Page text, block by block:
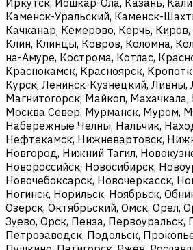
Каменск-Уральский, Каменск-
Качканар, Кемерово, Керчь,
Клин, Клинцы, Ковров, Коломна,
на-Амуре, Кострома, Котлас,
Краснокамск, Красноярск,
Курск, Ленинск-Кузнецкий, Ливны,
Магнитогорск, Майкоп,
Москва Север, Мурманск, Муром,
Набережные Челны, Нальчик,
Нефтекамск, Нижневартовск,
Новгород, Нижний Тагил,
Новороссийск, Новосибирск,
Новочебоксарск, Новочеркасск,
Ногинск, Норильск, Ноябрьск,
Озерск, Октябрьский, Омск, Орел,
Зуево, Орск, Пенза, Первоуральск,
Петрозаводск, Подольск,